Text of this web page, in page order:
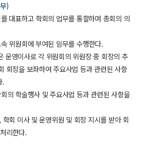
)
대표하고 학회의 업무를 통할하며 총회의 의
위원회에 부여된 임무를 수행한다.
영이사로 각 위원회의 위원장 중 회장의 추
회장을 보좌하여 주요사업 등과 관련된 사항
.
의 학술행사 및 주요사업 등과 관련된 사항을
회 이사 및 운영위원 및 회장 지시를 받아 회
리한다.